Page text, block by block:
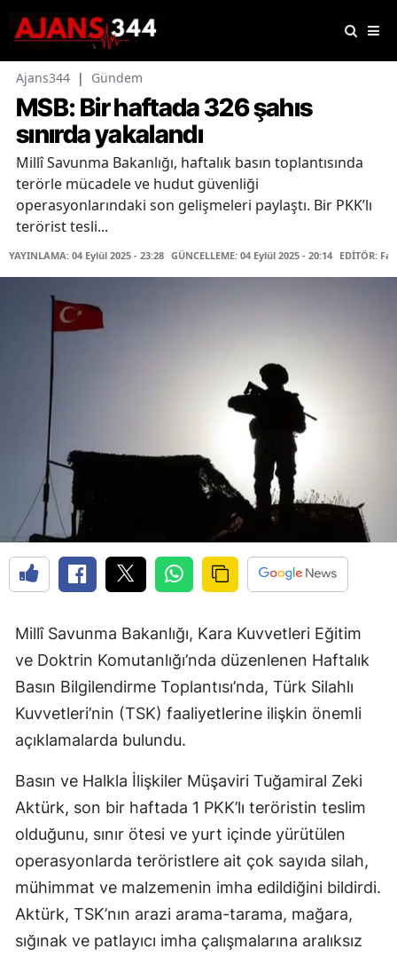
Ajans344 | Gündem
MSB: Bir haftada 326 şahıs
sınırda yakalandı
Millî Savunma Bakanlığı, haftalık basın toplantısında
terörle mücadele ve hudut güvenliği
operasyonlarındaki son gelişmeleri paylaştı. Bir PKK’lı
terörist tesli...
YAYINLAMA: 04 Eylül 2025 - 23:28 GÜNCELLEME: 04 Eylül 2025 - 20:14 EDİTÖR:
Millî Savunma Bakanlığı, Kara Kuvvetleri Eğitim
ve Doktrin Komutanlığı’nda düzenlenen Haftalık
Basın Bilgilendirme Toplantısı’nda, Türk Silahlı
Kuvvetleri’nin (TSK) faaliyetlerine ilişkin önemli
açıklamalarda bulundu.
Basın ve Halkla İlişkiler Müşaviri Tuğamiral Zeki
Aktürk, son bir haftada 1 PKK’lı teröristin teslim
olduğunu, sınır ötesi ve yurt içinde yürütülen
operasyonlarda teröristlere ait çok sayıda silah,
mühimmat ve malzemenin imha edildiğini bildirdi.
Aktürk, TSK’nın arazi arama-tarama, mağara,
sığınak ve patlayıcı imha çalışmalarına aralıksız